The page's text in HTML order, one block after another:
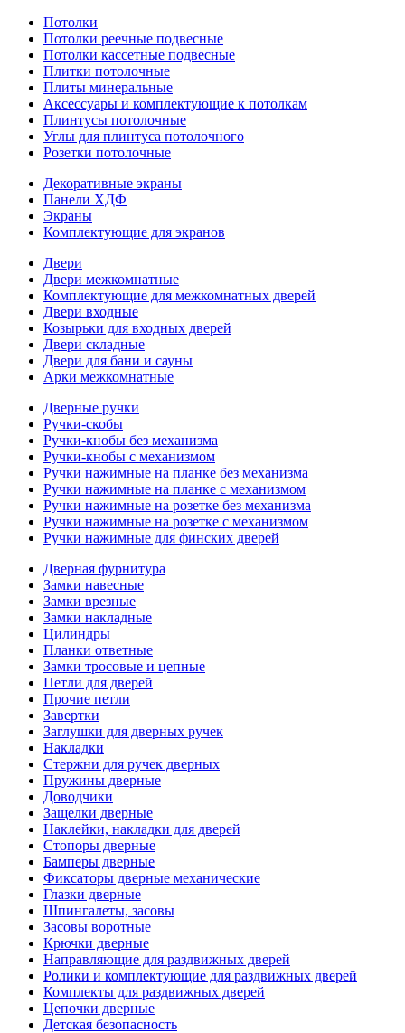
Потолки
Потолки реечные подвесные
Потолки кассетные подвесные
Плитки потолочные
Плиты минеральные
Аксессуары и комплектующие к потолкам
Плинтусы потолочные
Углы для плинтуса потолочного
Розетки потолочные
Декоративные экраны
Панели ХДФ
Экраны
Комплектующие для экранов
Двери
Двери межкомнатные
Комплектующие для межкомнатных дверей
Двери входные
Козырьки для входных дверей
Двери складные
Двери для бани и сауны
Арки межкомнатные
Дверные ручки
Ручки-скобы
Ручки-кнобы без механизма
Ручки-кнобы с механизмом
Ручки нажимные на планке без механизма
Ручки нажимные на планке с механизмом
Ручки нажимные на розетке без механизма
Ручки нажимные на розетке с механизмом
Ручки нажимные для финских дверей
Дверная фурнитура
Замки навесные
Замки врезные
Замки накладные
Цилиндры
Планки ответные
Замки тросовые и цепные
Петли для дверей
Прочие петли
Завертки
Заглушки для дверных ручек
Накладки
Стержни для ручек дверных
Пружины дверные
Доводчики
Защелки дверные
Наклейки, накладки для дверей
Стопоры дверные
Бамперы дверные
Фиксаторы дверные механические
Глазки дверные
Шпингалеты, засовы
Засовы воротные
Крючки дверные
Направляющие для раздвижных дверей
Ролики и комплектующие для раздвижных дверей
Комплекты для раздвижных дверей
Цепочки дверные
Детская безопасность